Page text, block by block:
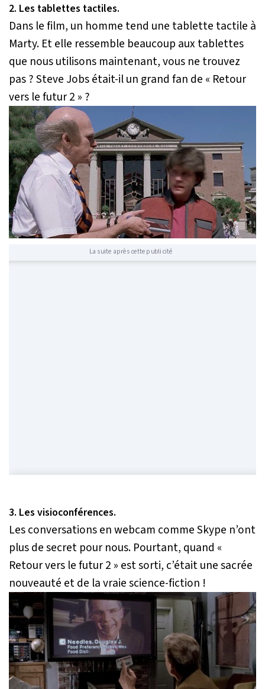
2. Les tablettes tactiles.
Dans le film, un homme tend une tablette tactile à
Marty. Et elle ressemble beaucoup aux tablettes
que nous utilisons maintenant, vous ne trouvez
pas ? Steve Jobs était-il un grand fan de « Retour
vers le futur 2 » ?
La suite après cette publicité
3. Les visioconférences.
Les conversations en webcam comme Skype n’ont
plus de secret pour nous. Pourtant, quand «
Retour vers le futur 2 » est sorti, c’était une sacrée
nouveauté et de la vraie science-fiction !